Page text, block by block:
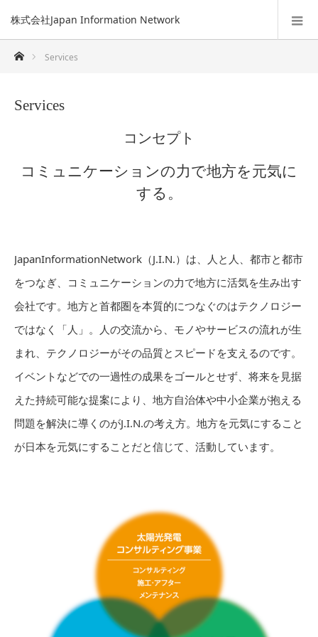
株式会社Japan Information Network
ホームServices
Services
コンセプト
コミュニケーションの力で地方を元気に
する。
JapanInformationNetwork（J.I.N.）は、人と人、都市と都市
をつなぎ、コミュニケーションの力で地方に活気を生み出す
会社です。地方と首都圏を本質的につなぐのはテクノロジー
ではなく「人」。人の交流から、モノやサービスの流れが生
まれ、テクノロジーがその品質とスピードを支えるのです。
イベントなどでの一過性の成果をゴールとせず、将来を見据
えた持続可能な提案により、地方自治体や中小企業が抱える
問題を解決に導くのがJ.I.N.の考え方。地方を元気にすること
が日本を元気にすることだと信じて、活動しています。